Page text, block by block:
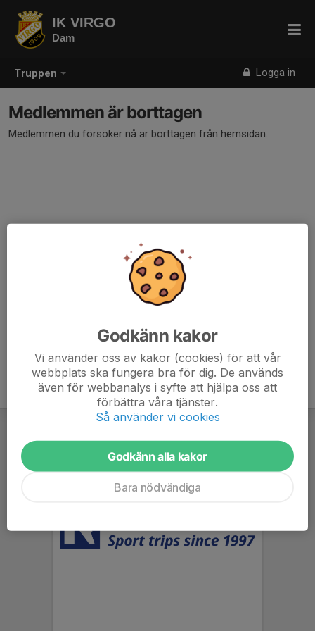
Truppen Logga in
IK VIRGO
Dam
Medlemmen är borttagen
Medlemmen du försöker nå är borttagen från hemsidan.
Godkänn kakor
Vi använder oss av kakor (cookies) för att vår
webbplats ska fungera bra för dig. De används
även för webbanalys i syfte att hjälpa oss att
förbättra våra tjänster.
Så använder vi cookies
Godkänn alla kakor
Bara nödvändiga